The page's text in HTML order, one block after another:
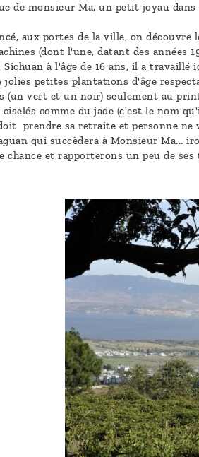
de monsieur Ma, un petit joyau
aux portes de la ville, on
(dont l'une, datant des années
à l'âge de 16 ans, il a
jolies petites plantations d'âge
(un vert et un noir) seulement au
comme du jade (c'est le nom
prendre sa retraite et personne
qui succèdera à Monsieur Ma...
chance et rapporterons un peu de ses